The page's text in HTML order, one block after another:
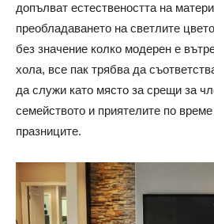
допълват естествеността на
преобладаването на светлите
без значение колко модерен е
хола, все пак трябва да
да служи като място за срещи за
семейството и приятелите по
празниците.